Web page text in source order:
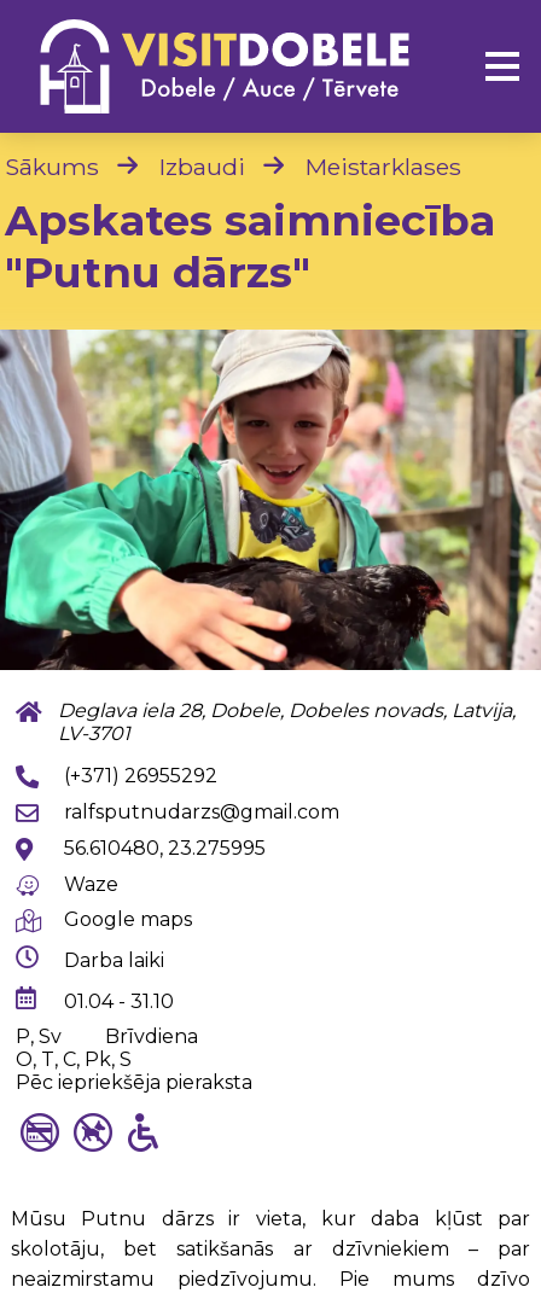
Sākums Izbaudi Meistarklases
Apskates saimniecība
"Putnu dārzs"
Deglava iela 28, Dobele, Dobeles novads, Latvija,
LV-3701
(+371) 26955292
ralfsputnudarzs@gmail.com
56.610480, 23.275995
Waze
Google maps
Darba laiki
01.04 - 31.10
P, Sv
Brīvdiena
O, T, C, Pk, S
Pēc iepriekšēja pieraksta
Mūsu Putnu dārzs ir vieta, kur daba kļūst par
skolotāju, bet satikšanās ar dzīvniekiem – par
neaizmirstamu piedzīvojumu. Pie mums dzīvo